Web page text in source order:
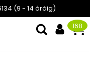
(9 - 14 óráig)
168